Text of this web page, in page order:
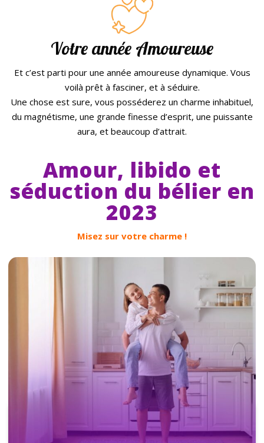
Votre année Amoureuse
Et c’est parti pour une année amoureuse dynamique. Vous
voilà prêt à fasciner, et à séduire.
Une chose est sure, vous posséderez un charme inhabituel,
du magnétisme, une grande finesse d’esprit, une puissante
aura, et beaucoup d’attrait.
Amour, libido et
séduction du bélier en
2023
Misez sur votre charme !